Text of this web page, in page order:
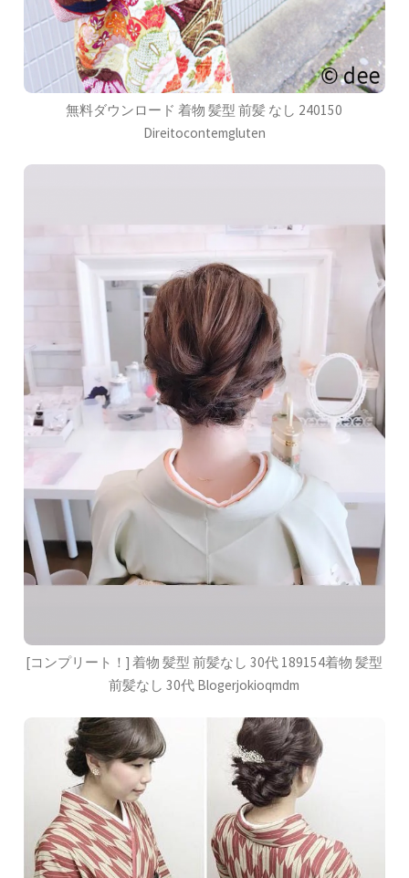
無料ダウンロード 着物 髪型 前髪 なし 240150
Direitocontemgluten
[コンプリート！] 着物 髪型 前髪なし 30代 189154着物 髪型
前髪なし 30代 Blogerjokioqmdm